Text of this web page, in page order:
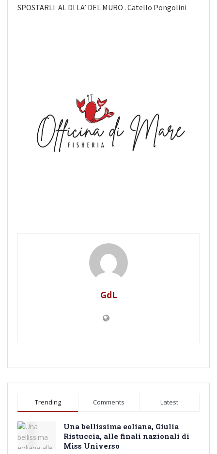
SPOSTARLI AL DI LA’ DEL MURO . Catello Pongolini
GdL
Trending Comments Latest
Una bellissima eoliana, Giulia
Ristuccia, alle finali nazionali di
Miss Universo